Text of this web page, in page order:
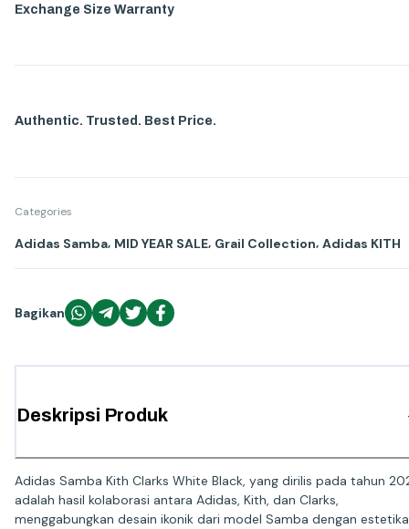
Exchange Size Warranty
Authentic. Trusted. Best Price.
Categories
Adidas Samba, MID YEAR SALE, Grail Collection, Adidas KITH
Bagikan
Deskripsi Produk
Adidas Samba Kith Clarks White Black, yang dirilis pada tahun
adalah hasil kolaborasi antara Adidas, Kith, dan Clarks,
menggabungkan desain ikonik dari model Samba dengan estetika